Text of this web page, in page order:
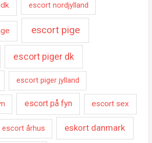
escort nordjylland
escort pige
escort piger dk
escort piger jylland
escort på fyn escort sex
escort århus eskort danmark